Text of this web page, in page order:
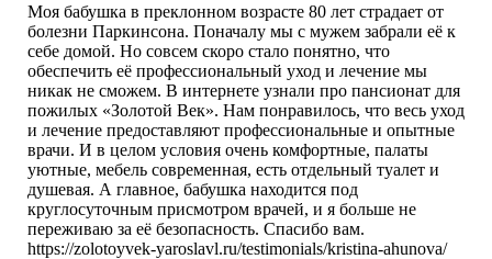
Моя бабушка в преклонном возрасте 80 лет страдает от
болезни Паркинсона. Поначалу мы с мужем забрали её к
себе домой. Но совсем скоро стало понятно, что
обеспечить её профессиональный уход и лечение мы
никак не сможем. В интернете узнали про пансионат для
пожилых «Золотой Век». Нам понравилось, что весь уход
и лечение предоставляют профессиональные и опытные
врачи. И в целом условия очень комфортные, палаты
уютные, мебель современная, есть отдельный туалет и
душевая. А главное, бабушка находится под
круглосуточным присмотром врачей, и я больше не
переживаю за её безопасность. Спасибо вам.
https://zolotoyvek-yaroslavl.ru/testimonials/kristina-ahunova/